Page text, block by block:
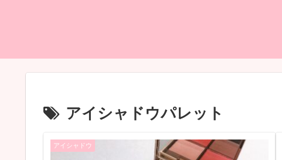
アイシャドウパレット
アイシャドウ